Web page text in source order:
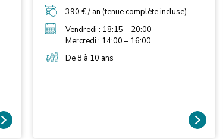
grandes fonctions : vitesse, endurance,
force, souplesse, coordination et
habiletés. Les jeunes apprennent des
gestes fondamentaux mais aussi des
la première approche de l'athlétisme ne
390 € / an (tenue complète incluse)
Vendredi : 18:15 – 20:00
Mercredi : 14:00 – 16:00
De 8 à 10 ans